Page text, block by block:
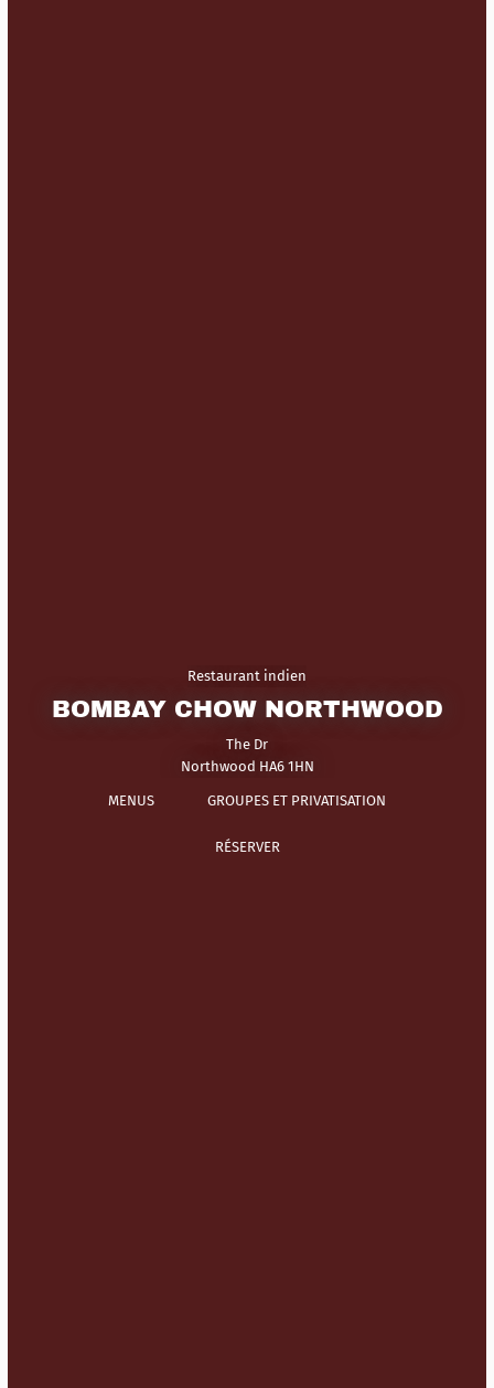
Restaurant indien
BOMBAY CHOW NORTHWOOD
The Dr
Northwood HA6 1HN
MENUS GROUPES ET PRIVATISATION
RÉSERVER